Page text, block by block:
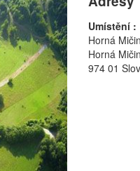
Umístění :
Horná
Horná
974 01